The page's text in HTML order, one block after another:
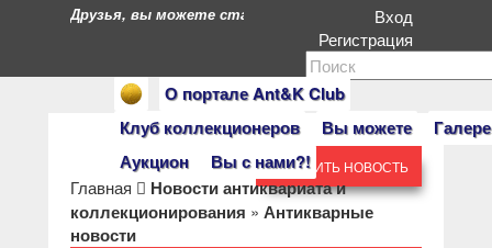
О портале Ant&K Club
Клуб коллекционеров
Вы можете
Аукцион
Вы с нами?!
Друзья, вы можете стать героями нашего портала.
Вход
Регистрация
ДОБАВИТЬ НОВОСТЬ
Главная
Новости антиквариата и
коллекционирования » Антикварные
новости